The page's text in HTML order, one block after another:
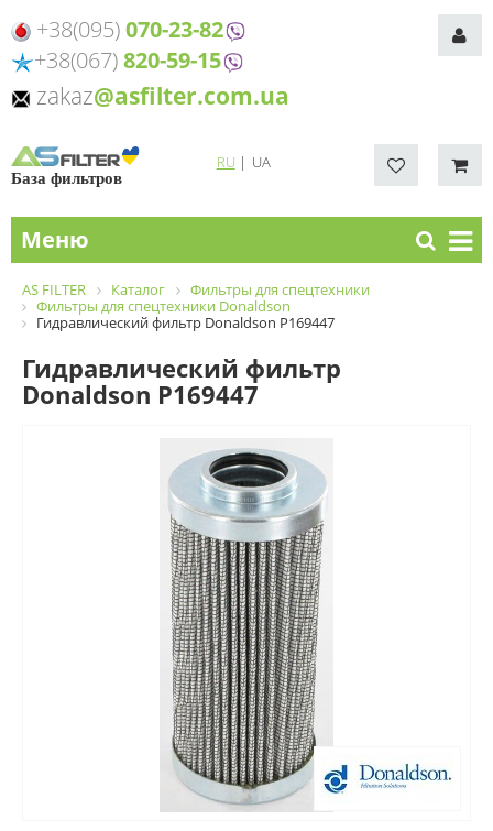
+38(095)070-23-82
+38(067)820-59-15
zakaz@asfilter.com.ua
База фильтров
RU| UA
Меню
AS FILTER Каталог
Фильтры для спецтехники
Фильтры для спецтехники Donaldson
Гидравлический фильтр Donaldson P169447
Гидравлический фильтр
Donaldson P169447